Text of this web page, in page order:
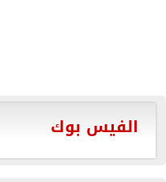
الفيس بوك